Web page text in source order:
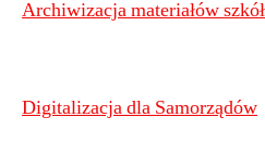
Archiwizacja materiałów
Digitalizacja dla Samorządów